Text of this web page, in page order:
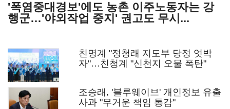
'폭염중대경보'에도 농촌 이주노동자는 강
행군…'야외작업 중지' 권고도 무시...
친명계 "정청래 지도부 당정 엇박
자"…친청계 "신천지 오물 폭탄"
조승래, '블루웨이브' 개인정보 유출
사과 "무거운 책임 통감"